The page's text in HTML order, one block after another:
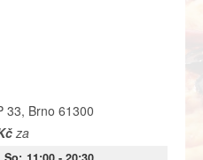
33, Brno 61300
za